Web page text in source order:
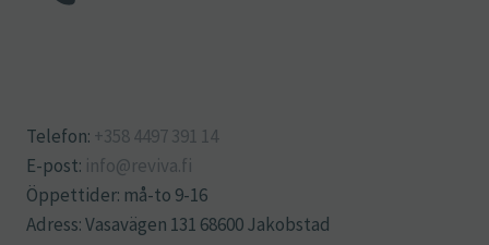
Telefon: +358 4497 391 14
E-post: info@reviva.fi
Öppettider: må-to 9-16
Adress: Vasavägen 131 68600 Jakobstad